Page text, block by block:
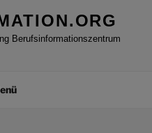
Berufsinformationszentrum